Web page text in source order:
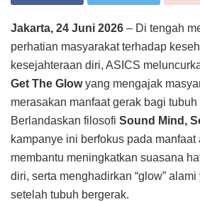
Jakarta, 24 Juni 2026 – Di tengah
perhatian masyarakat terhadap
kesejahteraan diri, ASICS
Get The Glowyang mengajak
merasakan manfaat gerak bagi
Berlandaskan filosofi Sound Mind,
kampanye ini berfokus pada
membantu meningkatkan suasana
diri, serta menghadirkan “glow”
setelah tubuh bergerak.